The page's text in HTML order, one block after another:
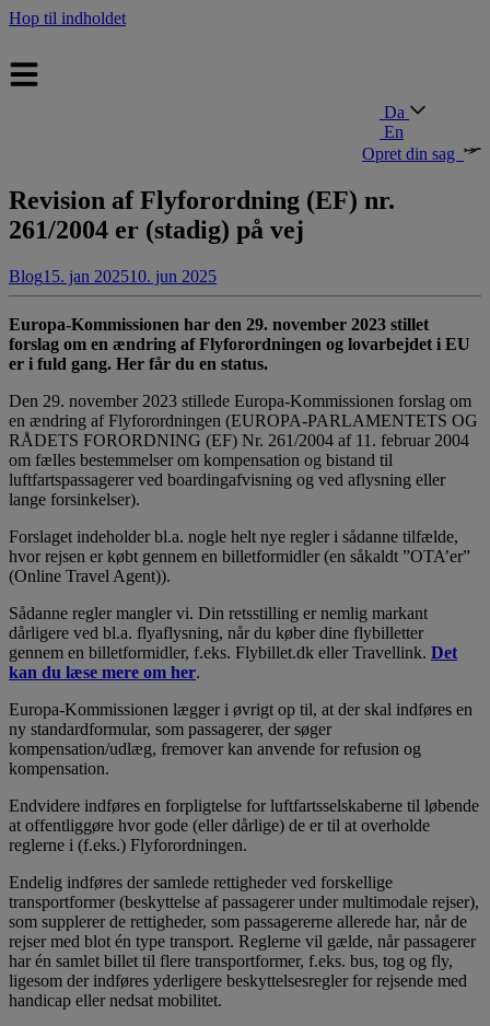
Hop til indholdet
Da
En
Opret din sag
Revision af Flyforordning (EF) nr.
261/2004 er (stadig) på vej
Blog15. jan 202510. jun 2025
Europa-Kommissionen har den 29. november 2023 stillet
forslag om en ændring af Flyforordningen og lovarbejdet i EU
er i fuld gang. Her får du en status.
Den 29. november 2023 stillede Europa-Kommissionen forslag om
en ændring af Flyforordningen (EUROPA-PARLAMENTETS OG
RÅDETS FORORDNING (EF) Nr. 261/2004 af 11. februar 2004
om fælles bestemmelser om kompensation og bistand til
luftfartspassagerer ved boardingafvisning og ved aflysning eller
lange forsinkelser).
Forslaget indeholder bl.a. nogle helt nye regler i sådanne tilfælde,
hvor rejsen er købt gennem en billetformidler (en såkaldt ”OTA’er”
(Online Travel Agent)).
Sådanne regler mangler vi. Din retsstilling er nemlig markant
dårligere ved bl.a. flyaflysning, når du køber dine flybilletter
gennem en billetformidler, f.eks. Flybillet.dk eller Travellink. Det
kan du læse mere om her.
Europa-Kommissionen lægger i øvrigt op til, at der skal indføres en
ny standardformular, som passagerer, der søger
kompensation/udlæg, fremover kan anvende for refusion og
kompensation.
Endvidere indføres en forpligtelse for luftfartsselskaberne til løbende
at offentliggøre hvor gode (eller dårlige) de er til at overholde
reglerne i (f.eks.) Flyforordningen.
Endelig indføres der samlede rettigheder ved forskellige
transportformer (beskyttelse af passagerer under multimodale rejser),
som supplerer de rettigheder, som passagererne allerede har, når de
rejser med blot én type transport. Reglerne vil gælde, når passagerer
har én samlet billet til flere transportformer, f.eks. bus, tog og fly,
ligesom der indføres yderligere beskyttelsesregler for rejsende med
handicap eller nedsat mobilitet.